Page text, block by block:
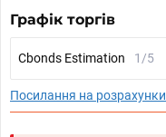
Графік торгів
Cbonds Estimation 1/5
Посилання на розрахунки